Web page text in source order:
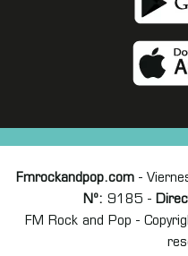
Fmrockandpop.com-
Nº: 9185 -
FM Rock and Pop -